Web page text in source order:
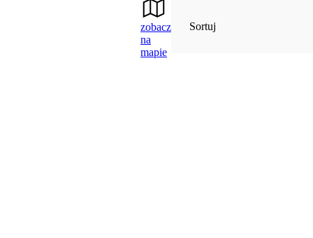
zobacz
na
mapie
Sortuj